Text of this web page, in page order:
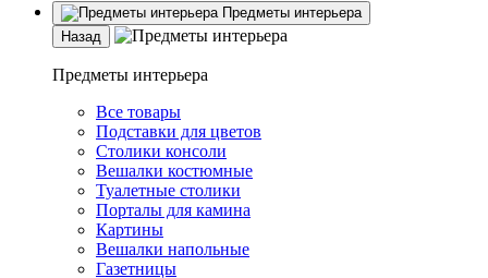
Предметы интерьера
Назад
Предметы интерьера
Все товары
Подставки для цветов
Столики консоли
Вешалки костюмные
Туалетные столики
Порталы для камина
Картины
Вешалки напольные
Газетницы